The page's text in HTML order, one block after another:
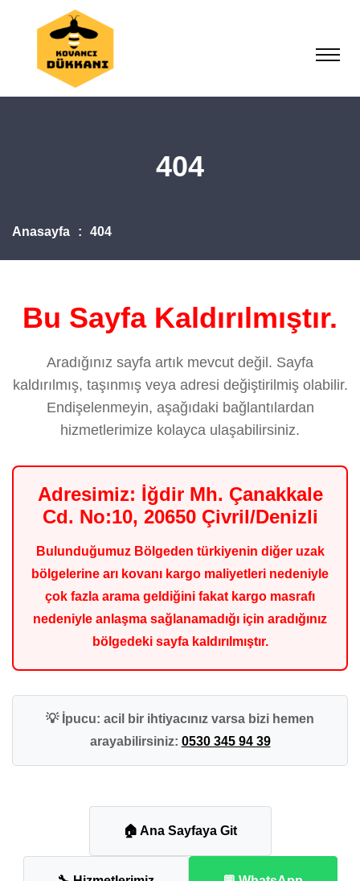
404
Anasayfa 404
Bu Sayfa Kaldırılmıştır.
Aradığınız sayfa artık mevcut değil. Sayfa
kaldırılmış, taşınmış veya adresi değiştirilmiş olabilir.
Endişelenmeyin, aşağıdaki bağlantılardan
hizmetlerimize kolayca ulaşabilirsiniz.
Adresimiz: İğdir Mh. Çanakkale
Cd. No:10, 20650 Çivril/Denizli
Bulunduğumuz Bölgeden türkiyenin diğer uzak
bölgelerine arı kovanı kargo maliyetleri nedeniyle
çok fazla arama geldiğini fakat kargo masrafı
nedeniyle anlaşma sağlanamadığı için aradığınız
bölgedeki sayfa kaldırılmıştır.
💡 İpucu: acil bir ihtiyacınız varsa bizi hemen
arayabilirsiniz: 0530 345 94 39
🏠 Ana Sayfaya Git